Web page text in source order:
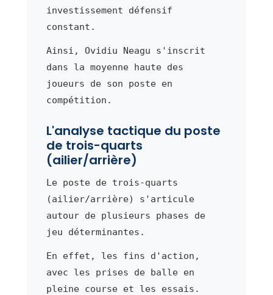
investissement défensif
constant.
Ainsi, Ovidiu Neagu s'inscrit
dans la moyenne haute des
joueurs de son poste en
compétition.
L'analyse tactique du poste
de trois-quarts
(ailier/arrière)
Le poste de trois-quarts
(ailier/arrière) s'articule
autour de plusieurs phases de
jeu déterminantes.
En effet, les fins d'action,
avec les prises de balle en
pleine course et les essais.